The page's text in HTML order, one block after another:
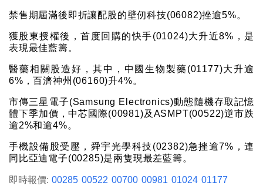
禁售期屆滿後即折讓配股的壁仞科技(06082)挫逾5%。
獲股東授權後，首度回購的快手(01024)大升近8%，是
表現最佳藍籌。
醫藥相關股造好，其中，中國生物製藥(01177)大升逾
6%，百濟神州(06160)升4%。
市傳三星電子(Samsung Electronics)動態隨機存取記憶
體下季加價，中芯國際(00981)及ASMPT(00522)逆市跌
逾2%和逾4%。
手機設備股受壓，舜宇光學科技(02382)急挫逾7%，連
同比亞迪電子(00285)是兩隻現最差藍籌。
即時報價: 00285 00522 00700 00981 01024 01177